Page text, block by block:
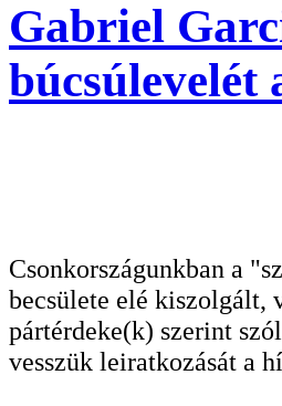
Gabriel
Csonkországunkban a
becsülete elé kiszolgált,
pártérdeke(k) szerint
vesszük leiratkozását a